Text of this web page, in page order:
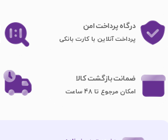
درگاه پرداخت امن
پرداخت آنلاین با کارت بانکی
ضمانت بازگشت کالا
امکان مرجوع تا 48 ساعت